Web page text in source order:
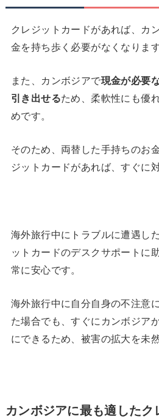
クレジットカードがあれば、カ
金を持ち歩く必要がなくなります
また、カンボジアで現金が必要
引き出せるため、柔軟性にも優
めです。
そのため、両替した手持ちのお
ジットカードがあれば、すぐに
海外旅行中にトラブルに遭遇し
ットカードのデスクサポートに
常に安心です。
海外旅行中に自分自身の不注意
た場合でも、すぐにカンボジア
にできるため、被害の拡大を未
カンボジアに最も適したク